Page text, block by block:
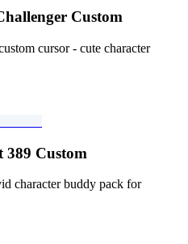
Custom
cursor - cute character
389 Custom
character buddy pack for